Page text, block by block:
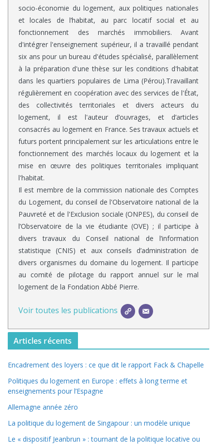
socio-économie du logement, aux politiques nationales
et locales de l’habitat, au parc locatif social et au
fonctionnement des marchés immobiliers. Avant
d'intégrer l'enseignement supérieur, il a travaillé pendant
six ans pour un bureau d'études spécialisé, parallèlement
à la préparation d'une thèse sur les conditions d'habitat
dans les quartiers populaires de Lima (Pérou).Travaillant
régulièrement en coopération avec des services de l'État,
des collectivités territoriales et divers acteurs du
logement, il est l'auteur d’ouvrages, et d’articles
consacrés au logement en France. Ses travaux actuels et
futurs portent principalement sur les articulations entre le
fonctionnement des marchés locaux du logement et la
mise en œuvre des politiques territoriales impliquant
l'habitat.
Il est membre de la commission nationale des Comptes
du Logement, du conseil de l'Observatoire national de la
Pauvreté et de l'Exclusion sociale (ONPES), du conseil de
l’Observatoire de la vie étudiante (OVE) ; il participe à
divers travaux du Conseil national de l’information
statistique (CNIS) et aux conseils d’administration de
divers organismes du domaine du logement. Il participe
au comité de pilotage du rapport annuel sur le mal
logement de la Fondation Abbé Pierre.
Voir toutes les publications
Articles récents
Encadrement des loyers : ce que dit le rapport Fack & Chapelle
Politiques du logement en Europe : effets à long terme et
enseignements pour l’Espagne
Allemagne année zéro
La politique du logement de Singapour : un modèle unique
Le « dispositif Jeanbrun » : tournant de la politique locative ou